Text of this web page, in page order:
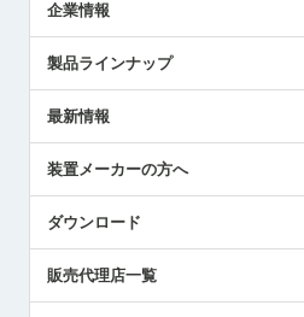
企業情報
ごあいさつ
受賞履歴
採用情報
国/地域/言語
製品ラインナップ
ツールセッタ製品
エアマイクロセンサ製品
最新情報
メトロールの技術
社員ブログ
中小企業のBCP地震対策
センサのテクニカルガイド
装置メーカーの方へ
ダウンロード
販売代理店一覧